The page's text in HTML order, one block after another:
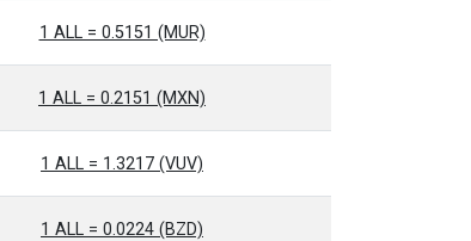
1 ALL = 0.5151 (MUR)
1 ALL = 0.2151 (MXN)
1 ALL = 1.3217 (VUV)
1 ALL = 0.0224 (BZD)